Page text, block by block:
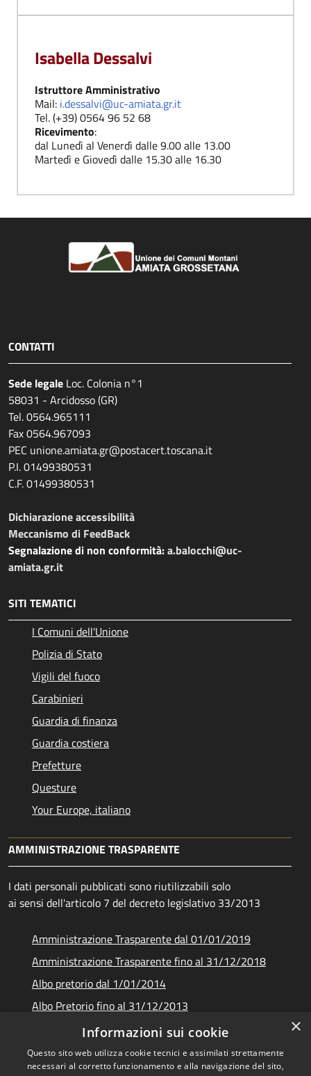
Isabella Dessalvi
Istruttore Amministrativo
Mail: i.dessalvi@uc-amiata.gr.it
Tel. (+39) 0564 96 52 68
Ricevimento:
dal Lunedì al Venerdì dalle 9.00 alle 13.00
Martedì e Giovedì dalle 15.30 alle 16.30
CONTATTI
Sede legale Loc. Colonia n°1
58031 - Arcidosso (GR)
Tel. 0564.965111
Fax 0564.967093
PEC unione.amiata.gr@postacert.toscana.it
P.I. 01499380531
C.F. 01499380531
Dichiarazione accessibilità
Meccanismo di FeedBack
Segnalazione di non conformità:a.balocchi@uc-
amiata.gr.it
SITI TEMATICI
I Comuni dell'Unione
Polizia di Stato
Vigili del fuoco
Carabinieri
Guardia di finanza
Guardia costiera
Prefetture
Questure
Your Europe, italiano
AMMINISTRAZIONE TRASPARENTE
I dati personali pubblicati sono riutilizzabili solo
ai sensi dell'articolo 7 del decreto legislativo 33/2013
Amministrazione Trasparente dal 01/01/2019
Amministrazione Trasparente fino al 31/12/2018
Albo pretorio dal 1/01/2014
Albo Pretorio fino al 31/12/2013
Documenti e dati
×
Informazioni sui cookie
Questo sito web utilizza cookie tecnici e assimilati strettamente
necessari al corretto funzionamento e alla navigazione del sito,